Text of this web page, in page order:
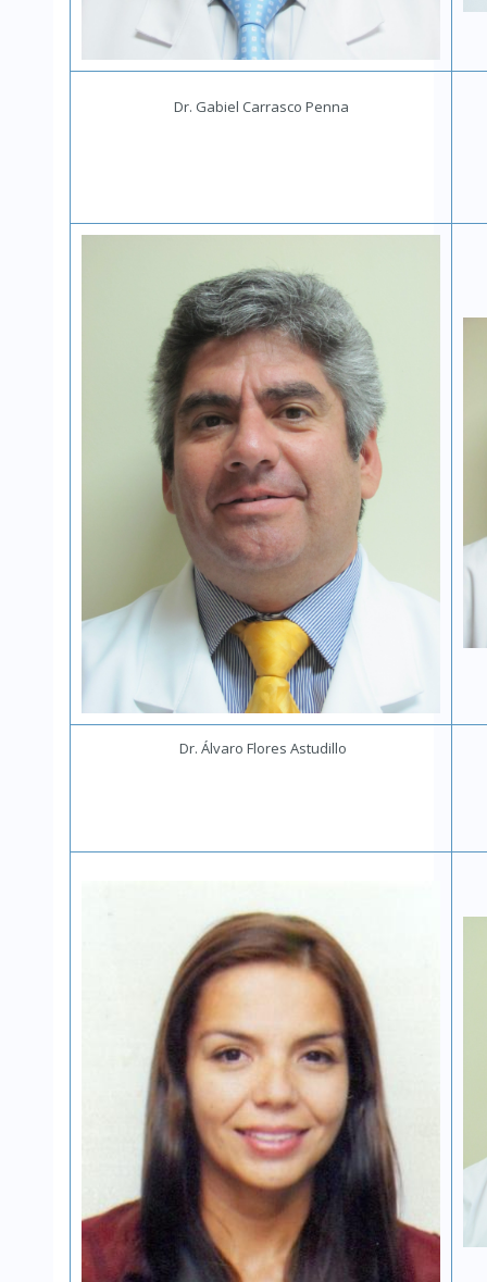
Dr. Gabiel Carrasco Penna
Dr. Álvaro Flores Astudillo